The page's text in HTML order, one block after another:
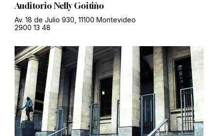
Auditorio Nelly Goitiño
Av. 18 de Julio 930, 11100 Montevideo
2900 13 48